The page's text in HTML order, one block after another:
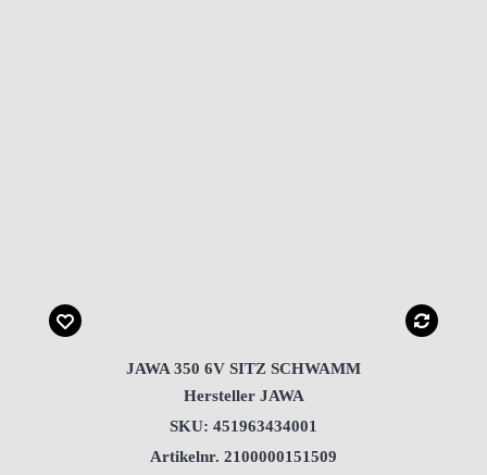
JAWA 350 6V SITZ SCHWAMM
Hersteller JAWA
SKU: 451963434001
Artikelnr. 2100000151509